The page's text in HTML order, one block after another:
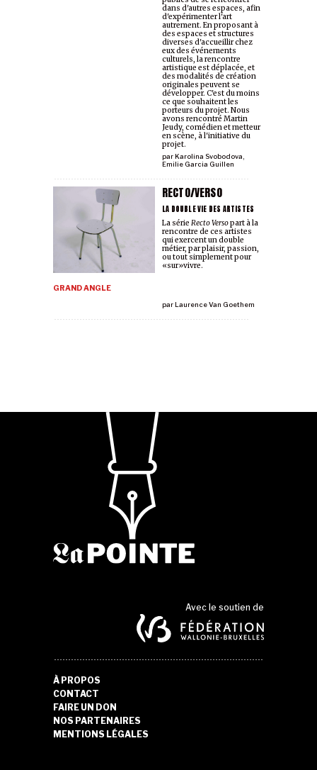
parKarolina Svobodova
Emilie Garcia Guillen
dans d'autres espaces, afin
d'expérimenter l'art
autrement. En proposant à
des espaces et structures
diverses d'accueillir chez
eux des événements
culturels, la rencontre
artistique est déplacée, et
des modalités de création
originales peuvent se
développer. C'est du moins
ce que souhaitent les
porteurs du projet. Nous
avons rencontré Martin
Jeudy, comédien et metteur
en scène, à l'initiative du
projet.
RECTO/VERSO
LA DOUBLE VIE DES ARTISTES
GRAND ANGLE
parLaurence Van Goethem
La série Recto Versopart à la
rencontre de ces artistes
qui exercent un double
métier, par plaisir, passion,
ou tout simplement pour
«sur»vivre.
Avec le soutien de
À PROPOS
CONTACT
FAIRE UN DON
NOS PARTENAIRES
MENTIONS LÉGALES